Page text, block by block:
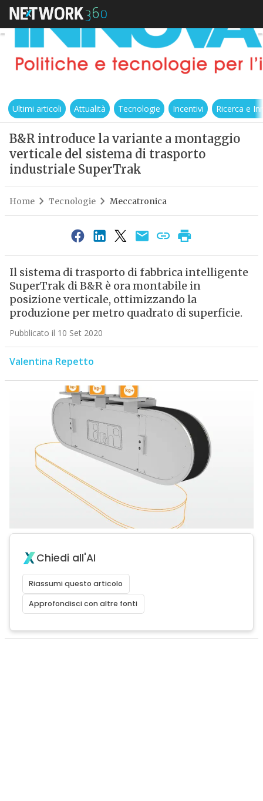
Ultimi articoli Attualità Tecnologie Incentivi Ricerca e
B&R introduce la variante a montaggio
verticale del sistema di trasporto
industriale SuperTrak
Home Tecnologie Meccatronica
Il sistema di trasporto di fabbrica intelligente
SuperTrak di B&R è ora montabile in
posizione verticale, ottimizzando la
produzione per metro quadrato di superficie.
Pubblicato il 10 Set 2020
Valentina Repetto
Chiedi all'AI
Riassumi questo articolo
Approfondisci con altre fonti